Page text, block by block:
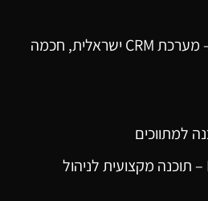
TIGER by bmby – מערכת CRM ישראלית, חכמה
תיווכית Platinium – תוכנה מקצועית לניהול